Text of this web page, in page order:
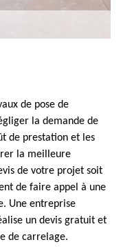
de pose de
la demande de
de prestation et les
la meilleure
de votre projet soit
de faire appel à une
Une entreprise
un devis gratuit et
de carrelage.